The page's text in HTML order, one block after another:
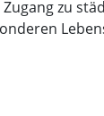
zu